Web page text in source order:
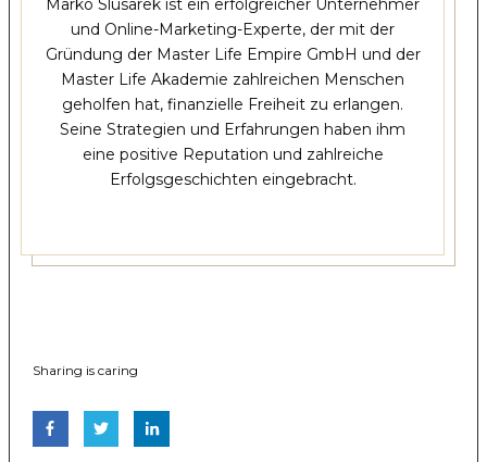
Marko Slusarek ist ein erfolgreicher Unternehmer
und Online-Marketing-Experte, der mit der
Gründung der Master Life Empire GmbH und der
Master Life Akademie zahlreichen Menschen
geholfen hat, finanzielle Freiheit zu erlangen.
Seine Strategien und Erfahrungen haben ihm
eine positive Reputation und zahlreiche
Erfolgsgeschichten eingebracht.
Sharing is caring